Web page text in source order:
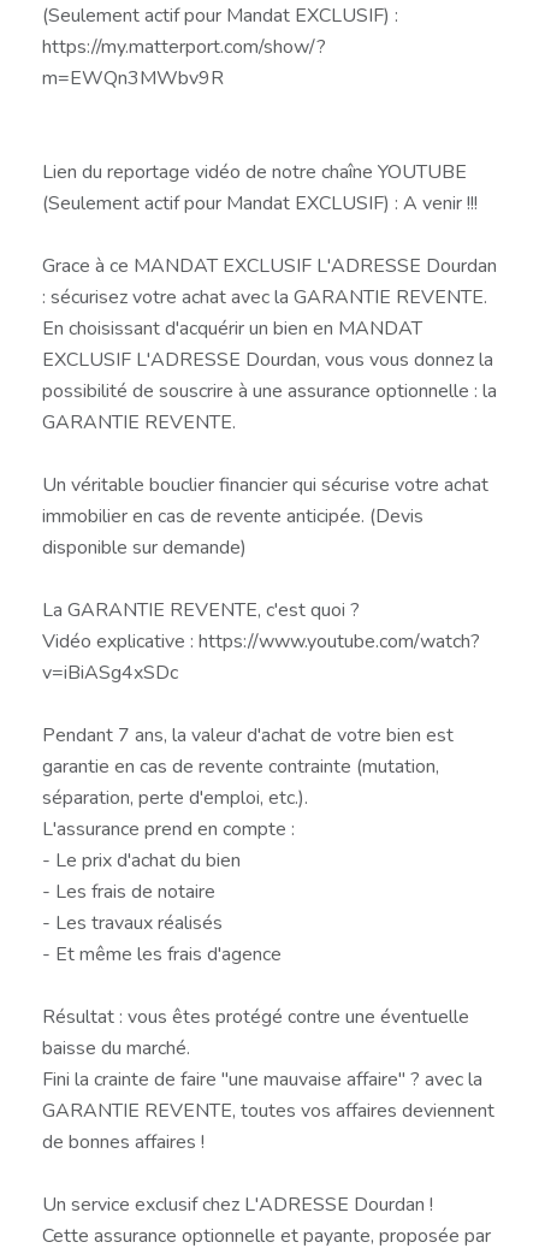
(Seulement actif pour Mandat EXCLUSIF) :
https://my.matterport.com/show/?
m=EWQn3MWbv9R
Lien du reportage vidéo de notre chaîne YOUTUBE
(Seulement actif pour Mandat EXCLUSIF) : A venir !!!
Grace à ce MANDAT EXCLUSIF L'ADRESSE Dourdan
: sécurisez votre achat avec la GARANTIE REVENTE.
En choisissant d'acquérir un bien en MANDAT
EXCLUSIF L'ADRESSE Dourdan, vous vous donnez la
possibilité de souscrire à une assurance optionnelle : la
GARANTIE REVENTE.
Un véritable bouclier financier qui sécurise votre achat
immobilier en cas de revente anticipée. (Devis
disponible sur demande)
La GARANTIE REVENTE, c'est quoi ?
Vidéo explicative : https://www.youtube.com/watch?
v=iBiASg4xSDc
Pendant 7 ans, la valeur d'achat de votre bien est
garantie en cas de revente contrainte (mutation,
séparation, perte d'emploi, etc.).
L'assurance prend en compte :
- Le prix d'achat du bien
- Les frais de notaire
- Les travaux réalisés
- Et même les frais d'agence
Résultat : vous êtes protégé contre une éventuelle
baisse du marché.
Fini la crainte de faire "une mauvaise affaire" ? avec la
GARANTIE REVENTE, toutes vos affaires deviennent
de bonnes affaires !
Un service exclusif chez L'ADRESSE Dourdan !
Cette assurance optionnelle et payante, proposée par